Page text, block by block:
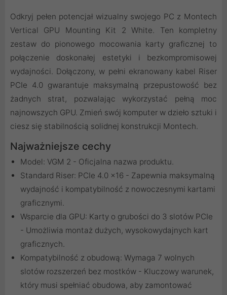
Odkryj pełen potencjał wizualny swojego PC z Montech
Vertical GPU Mounting Kit 2 White. Ten kompletny
zestaw do pionowego mocowania karty graficznej to
połączenie doskonałej estetyki i bezkompromisowej
wydajności. Dołączony, w pełni ekranowany kabel Riser
PCIe 4.0 gwarantuje maksymalną przepustowość bez
żadnych strat, pozwalając wykorzystać pełną moc
najnowszych GPU. Zmień swój komputer w dzieło sztuki i
ciesz się stabilnością solidnej konstrukcji Montech.
Najważniejsze cechy
Model: VGM 2 - Oficjalna nazwa produktu.
Standard Riser: PCIe 4.0 x16 - Zapewnia maksymalną
wydajność i kompatybilność z nowoczesnymi kartami
graficznymi.
Wsparcie dla GPU: Karty o grubości do 3 slotów PCIe
- Umożliwia montaż dużych, wysokowydajnych kart
graficznych.
Kompatybilność z obudową: Wymaga 7 wolnych
slotów rozszerzeń bez mostków - Kluczowy warunek,
który musi spełniać obudowa, aby zamontować